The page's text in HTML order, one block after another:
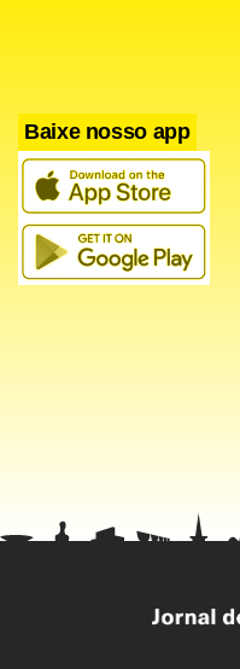
Baixe nosso app